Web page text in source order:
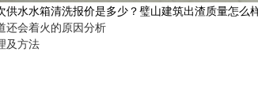
供水水箱清洗报价是多少？璧山建筑出渣质量怎
还会着火的原因分析
及方法